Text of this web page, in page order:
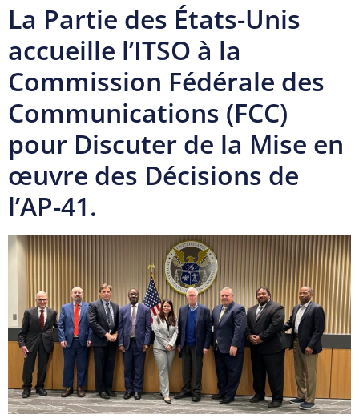
La Partie des États-Unis
accueille l’ITSO à la
Commission Fédérale des
Communications (FCC)
pour Discuter de la Mise en
œuvre des Décisions de
l’AP-41.